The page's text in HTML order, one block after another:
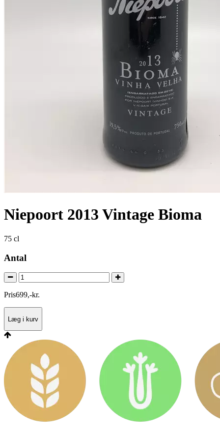
Niepoort 2013 Vintage Bioma
75 cl
Antal
Pris699,-kr.
Læg i kurv